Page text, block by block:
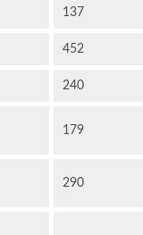
137
452
240
179
290